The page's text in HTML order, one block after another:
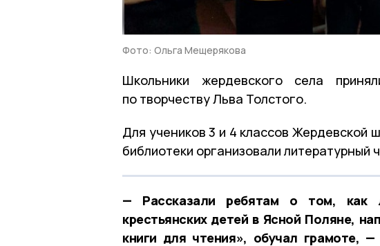
Фото: Ольга Мещерякова
Школьники жердевского села
по творчеству Льва Толстого.
Для учеников 3 и 4 классов Жердевской
библиотеки организовали литературный
— Рассказали ребятам о том, как
крестьянских детей в Ясной Поляне,
книги для чтения», обучал грамоте,